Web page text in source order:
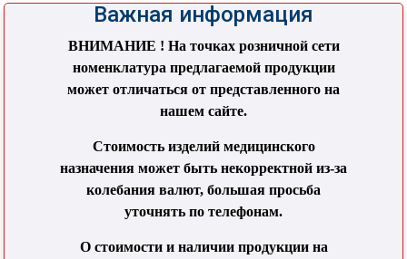
Важная информация
ВНИМАНИЕ ! На точках розничной сети
номенклатура предлагаемой продукции
может отличаться от представленного на
нашем сайте.
Стоимость изделий медицинского
назначения может быть некорректной из-за
колебания валют, большая просьба
уточнять по телефонам.
О стоимости и наличии продукции на